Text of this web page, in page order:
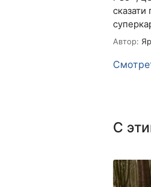
сказати
Автор:
С